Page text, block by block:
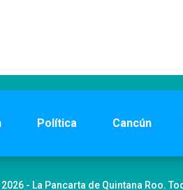
Política Cancún
- La Pancarta de Quintana Roo.